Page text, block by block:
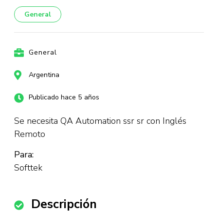
General
General
Argentina
Publicado hace 5 años
Se necesita QA Automation ssr sr con Inglés
Remoto
Para:
Softtek
Descripción